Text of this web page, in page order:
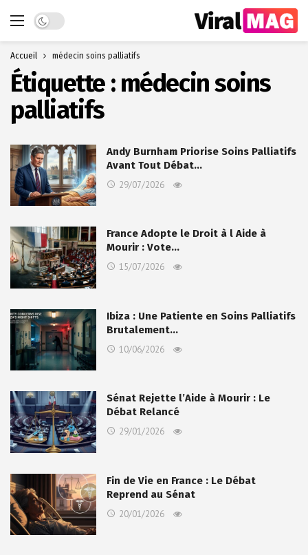
Dark mode
Accueil médecin soins palliatifs
Étiquette : médecin soins
palliatifs
Andy Burnham Priorise Soins Palliatifs
Avant Tout Débat…
29/07/2026
France Adopte le Droit à l Aide à
Mourir : Vote…
15/07/2026
Ibiza : Une Patiente en Soins Palliatifs
Brutalement…
10/06/2026
Sénat Rejette l’Aide à Mourir : Le
Débat Relancé
29/01/2026
Fin de Vie en France : Le Débat
Reprend au Sénat
20/01/2026